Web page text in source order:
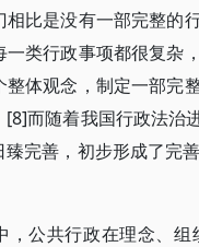
比是没有一部完整的
类行政事项都很复杂
体观念，制定一部完
而随着我国行政法治
完善，初步形成了完
，公共行政在理念、